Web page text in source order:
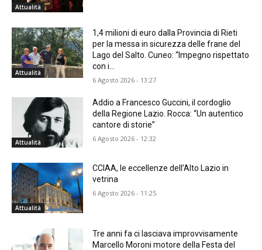
Attualità
Attualità
1,4 milioni di euro dalla Provincia di Rieti
per la messa in sicurezza delle frane del
Lago del Salto. Cuneo: “Impegno rispettato
con i...
6 Agosto 2026 - 13:27
Attualità
Addio a Francesco Guccini, il cordoglio
della Regione Lazio. Rocca: “Un autentico
cantore di storie”
6 Agosto 2026 - 12:32
Attualità
CCIAA, le eccellenze dell’Alto Lazio in
vetrina
6 Agosto 2026 - 11:25
Tre anni fa ci lasciava improvvisamente
Marcello Moroni motore della Festa del